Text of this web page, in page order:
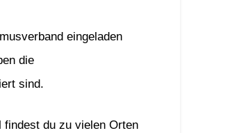
eingeladen
die
sind.
findest du zu vielen Orten